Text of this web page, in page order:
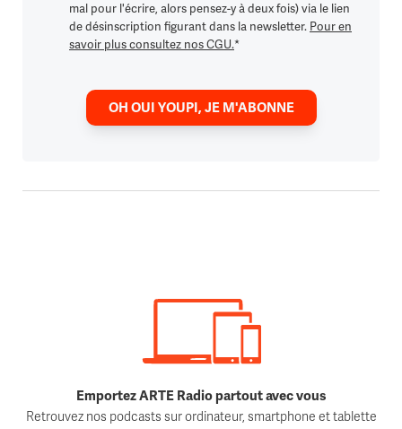
mal pour l'écrire, alors pensez-y à deux fois) via le lien
de désinscription figurant dans la newsletter. Pour en
savoir plus consultez nos CGU.*
OH OUI YOUPI, JE M'ABONNE
Emportez ARTE Radio partout avec vous
Retrouvez nos podcasts sur ordinateur, smartphone et tablette